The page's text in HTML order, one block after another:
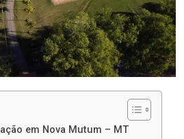
em Nova Mutum – MT